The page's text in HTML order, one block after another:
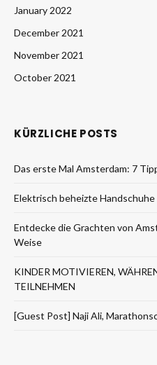
January 2022
December 2021
November 2021
October 2021
KÜRZLICHE POSTS
Das erste Mal Amsterdam: 7
Elektrisch beheizte Handschuhe
Entdecke die Grachten von
Weise
KINDER MOTIVIEREN,
TEILNEHMEN
[Guest Post] Naji Ali,